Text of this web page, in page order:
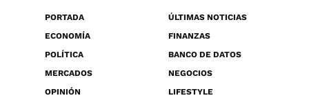
PORTADA
ÚLTIMAS NOTICIAS
ECONOMÍA
FINANZAS
POLÍTICA
BANCO DE DATOS
MERCADOS
NEGOCIOS
OPINIÓN
LIFESTYLE